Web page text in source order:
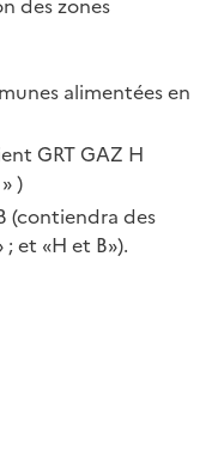
alimentées en
GRT GAZ H
)
(contiendra des
et «H et B»).